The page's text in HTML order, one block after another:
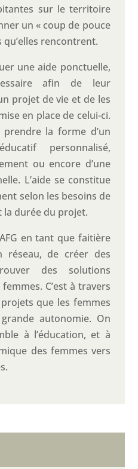
sur le territoire
un « coup de pouce
rencontrent.
une aide ponctuelle,
afin de leur
projet de vie et de les
en place de celui-ci.
la forme d’un
personnalisé,
ou encore d’une
L’aide se constitue
selon les besoins de
la durée du projet.
en tant que faitière
réseau, de créer des
des solutions
C’est à travers
que les femmes
autonomie. On
à l’éducation, et à
des femmes vers